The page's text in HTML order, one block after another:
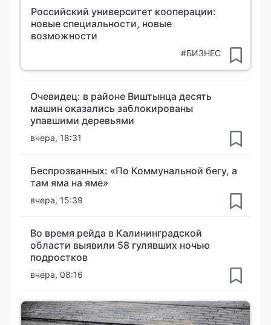
Российский университет кооперации:
новые специальности, новые
возможности
#БИЗНЕС
Очевидец: в районе Виштынца десять
машин оказались заблокированы
упавшими деревьями
вчера, 18:31
Беспрозванных: «По Коммунальной бегу, а
там яма на яме»
вчера, 15:39
Во время рейда в Калининградской
области выявили 58 гулявших ночью
подростков
вчера, 08:16